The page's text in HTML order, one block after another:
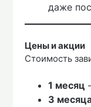
даже
Цены и акции
Стоимость
1 месяц
3